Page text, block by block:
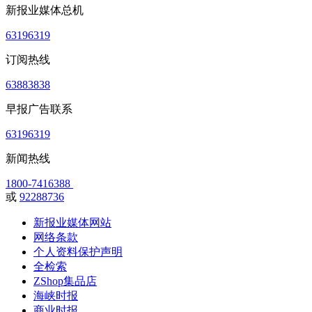
新报业媒体总机
63196319
订阅热线
63883838
早报广告联系
63196319
新闻热线
1800-7416388
或 92288736
新报业媒体网站
网络条款
个人资料保护声明
全检索
ZShop集品店
海峡时报